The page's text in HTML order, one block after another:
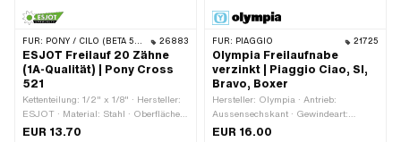
FÜR: PONY / CILO (BETA 521 & 512) 26883
ESJOT Freilauf 20 Zähne
(1A-Qualität) | Pony Cross
521
Kettenteilung: 1/2" x 1/8" · Hersteller:
ESJOT · Material: Stahl · Oberfläche:
gehärtet · Farbe: silber · Anzahl
EUR 13.70
FÜR: PIAGGIO 21725
Olympia Freilaufnabe
verzinkt | Piaggio Ciao, SI,
Bravo, Boxer
Hersteller: Olympia · Antrieb:
Aussensechskant · Gewindeart:
MF14x1.5 (Feingewinde)
EUR 16.00